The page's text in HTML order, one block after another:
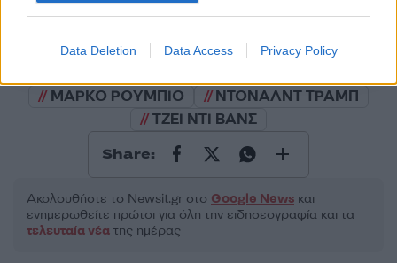
Data Deletion Data Access Privacy Policy
Πολιτική Απορρήτου
Όροι Χρήσης της Google.
ΜΑΡΚΟ ΡΟΥΜΠΙΟ
ΝΤΟΝΑΛΝΤ ΤΡΑΜΠ
ΤΖΕΙ ΝΤΙ ΒΑΝΣ
Share:
Ακολουθήστε το Νewsit.gr στο Google News και
ενημερωθείτε πρώτοι για όλη την ειδησεογραφία και τα
τελευταία νέα της ημέρας